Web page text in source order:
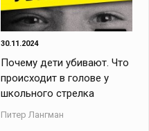
30.11.2024
Почему дети убивают. Что
происходит в голове у
школьного стрелка
Питер Лангман